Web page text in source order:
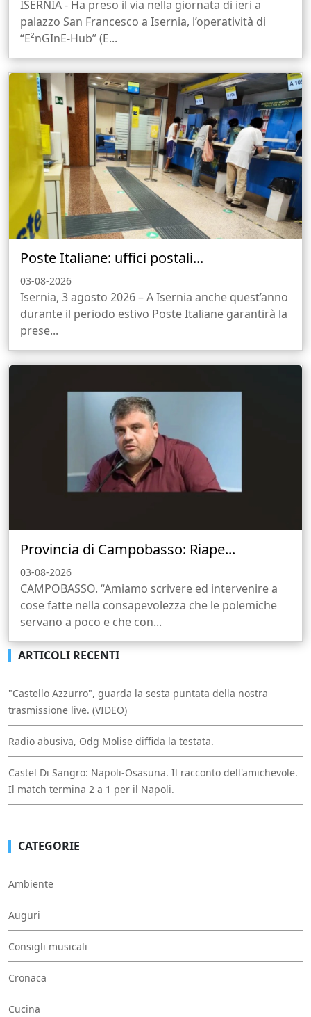
ISERNIA - Ha preso il via nella giornata di ieri a
palazzo San Francesco a Isernia, l’operatività di
“E²nGInE-Hub” (E...
Poste Italiane: uffici postali...
03-08-2026
Isernia, 3 agosto 2026 – A Isernia anche quest’anno
durante il periodo estivo Poste Italiane garantirà la
prese...
Provincia di Campobasso: Riape...
03-08-2026
CAMPOBASSO. “Amiamo scrivere ed intervenire a
cose fatte nella consapevolezza che le polemiche
servano a poco e che con...
ARTICOLI RECENTI
"Castello Azzurro", guarda la sesta puntata della nostra
trasmissione live. (VIDEO)
Radio abusiva, Odg Molise diffida la testata.
Castel Di Sangro: Napoli-Osasuna. Il racconto dell'amichevole.
Il match termina 2 a 1 per il Napoli.
CATEGORIE
Ambiente
Auguri
Consigli musicali
Cronaca
Cucina